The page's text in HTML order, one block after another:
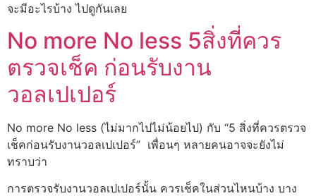
จะมีอะไรบ้าง ไปดูกันเลย
No more No less 5สิ่งที่ควร
ตรวจเช็ค ก่อนรับงาน
วอลเปเปอร์
No more No less (ไม่มากไปไม่น้อยไป) กับ “5 สิ่งที่ควรตรวจ
เช็คก่อนรับงานวอลเปเปอร์” เพื่อนๆ หลายคนอาจจะยังไม่
ทราบว่า
การตรวจรับงานวอลเปเปอร์นั้น ควรเช็คในส่วนไหนบ้าง บาง